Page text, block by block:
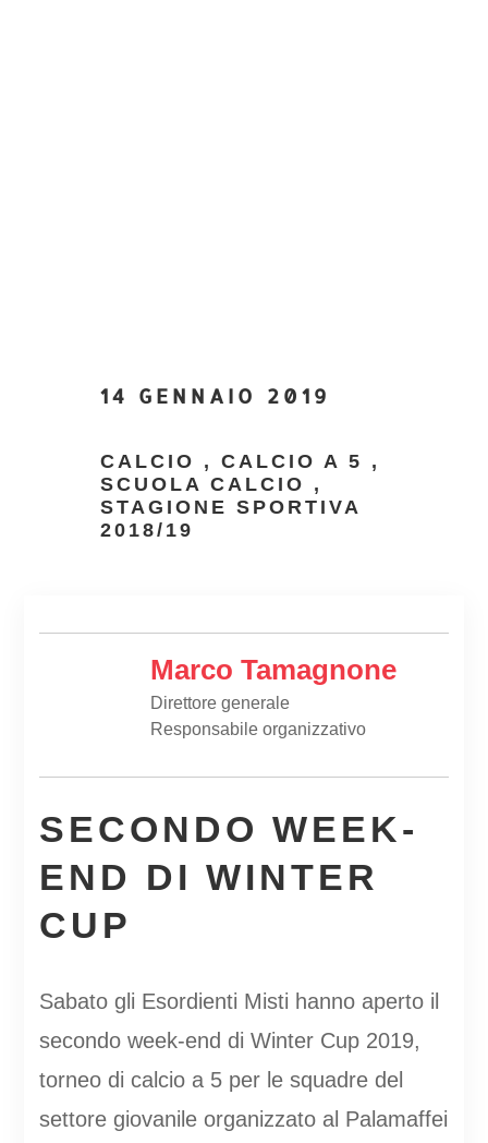
14 GENNAIO 2019
CALCIO , CALCIO A 5 ,
SCUOLA CALCIO ,
STAGIONE SPORTIVA
2018/19
Marco Tamagnone
Direttore generale
Responsabile organizzativo
SECONDO WEEK-
END DI WINTER
CUP
Sabato gli Esordienti Misti hanno aperto il
secondo week-end di Winter Cup 2019,
torneo di calcio a 5 per le squadre del
settore giovanile organizzato al Palamaffei